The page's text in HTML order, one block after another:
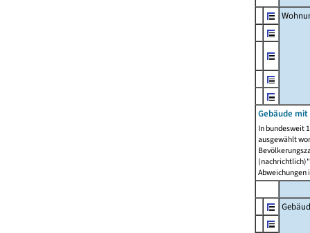
Gebäude
In bundesweit
ausgewählt
Abweichungen